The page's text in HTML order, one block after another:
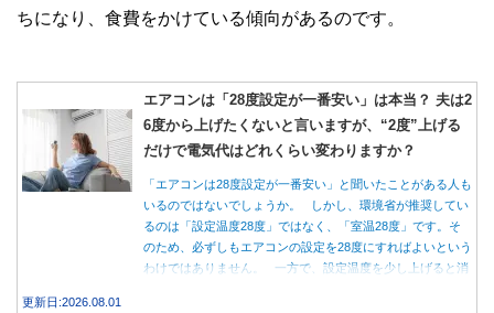
ちになり、食費をかけている傾向があるのです。
エアコンは「28度設定が一番安い」は本当？ 夫は2
6度から上げたくないと言いますが、“2度”上げる
だけで電気代はどれくらい変わりますか？
「エアコンは28度設定が一番安い」と聞いたことがある人も
いるのではないでしょうか。 しかし、環境省が推奨してい
るのは「設定温度28度」ではなく、「室温28度」です。そ
のため、必ずしもエアコンの設定を28度にすればよいという
わけではありません。 一方で、設定温度を少し上げると消
更新日:2026.08.01